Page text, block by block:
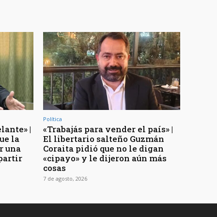
|
la
una
Política
«Trabajás para vender el país» |
El libertario salteño Guzmán
Coraita pidió que no le digan
«cipayo» y le dijeron aún más
cosas
7 de agosto, 2026